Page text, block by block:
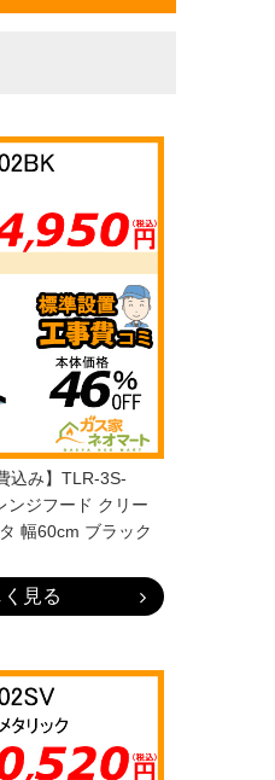
込み】TLR-3S-
ンジフード クリー
幅60cm ブラック
く見る